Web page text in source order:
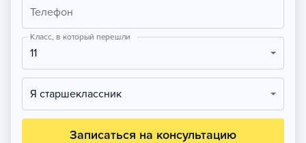
Телефон
Класс, в который перешли
11
Я старшеклассник
Записаться на консультацию